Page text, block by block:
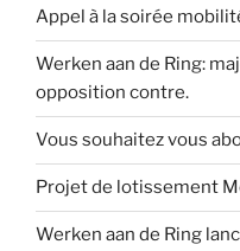
Appel à la soirée
Werken aan de Ring:
opposition contre.
Vous souhaitez vous
Projet de lotissement
Werken aan de Ring